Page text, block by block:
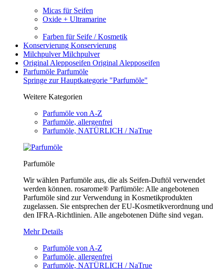
Micas für Seifen
Oxide + Ultramarine
Farben für Seife / Kosmetik
Konservierung Konservierung
MilchpulverMilchpulver
Original Alepposeifen Original Alepposeifen
Parfumöle Parfumöle
Springe zur Hauptkategorie "Parfumöle"
Weitere Kategorien
Parfumöle von A-Z
Parfumöle, allergenfrei
Parfumöle, NATÜRLICH / NaTrue
Parfumöle
Wir wählen Parfumöle aus, die als Seifen-Duftöl verwendet
werden können. rosarome® Parfümöle: Alle angebotenen
Parfumöle sind zur Verwendung in Kosmetikprodukten
zugelassen. Sie entsprechen der EU-Kosmetikverordnung und
den IFRA-Richtlinien. Alle angebotenen Düfte sind vegan.
Mehr Details
Parfumöle von A-Z
Parfumöle, allergenfrei
Parfumöle, NATÜRLICH / NaTrue